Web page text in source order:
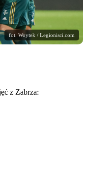
fot. Woytek / Legionisci.com
z Zabrza: